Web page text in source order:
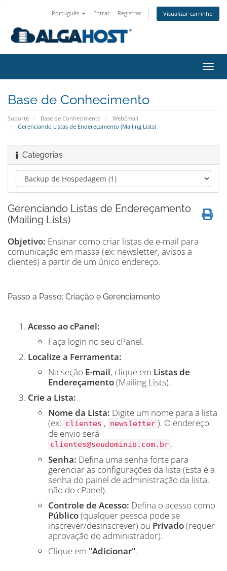
Português Entrar Registrar Visualizar carrinho
Base de Conhecimento
Suporte Base de Conhecimento
WebEmail
Gerenciando Listas de Endereçamento (Mailing Lists)
Categorias
Gerenciando Listas de Endereçamento
(Mailing Lists)
Objetivo: Ensinar como criar listas de e-mail para
comunicação em massa (ex: newsletter, avisos a
clientes) a partir de um único endereço.
Passo a Passo: Criação e Gerenciamento
Acesso ao cPanel:
Faça login no seu cPanel.
Localize a Ferramenta:
Na seção E-mail, clique em Listas de
Endereçamento(Mailing Lists).
Crie a Lista:
Nome da Lista: Digite um nome para a lista
(ex: clientes , newsletter ). O endereço
de envio será
clientes@seudominio.com.br .
Senha: Defina uma senha forte para
gerenciar as configurações da lista (Esta é a
senha do painel de administração da lista,
não do cPanel).
Controle de Acesso: Defina o acesso como
Público(qualquer pessoa pode se
inscrever/desinscrever) ou Privado(requer
aprovação do administrador).
Clique em "Adicionar".